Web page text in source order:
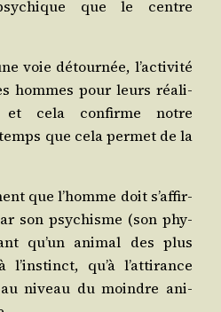
que le centre
voie détour­née, l’ac­ti­vi­té
hommes pour leurs réa­li­
et cela confirme notre
que cela per­met de la
que l’homme doit s’af­fir­
son psy­chisme (son phy­
qu’un ani­mal des plus
l’ins­tinct, qu’à l’at­ti­rance
niveau du moindre ani­